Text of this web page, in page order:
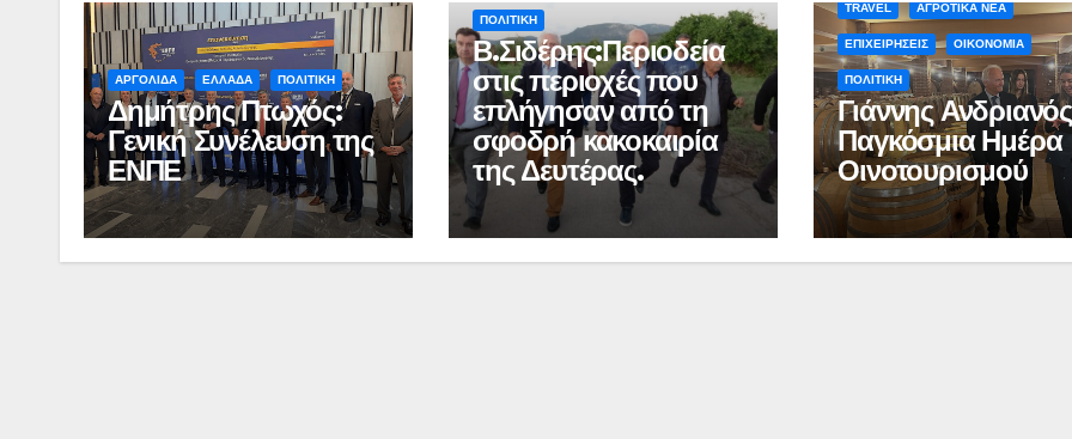
ΑΡΓΟΛΙΔΑ ΕΛΛΑΔΑ ΠΟΛΙΤΙΚΗ
Δημήτρης Πτωχός:
Γενική Συνέλευση της
ΕΝΠΕ
ΠΟΛΙΤΙΚΗ
Β.Σιδέρης:Περιοδεία
στις περιοχές που
επλήγησαν από τη
σφοδρή κακοκαιρία
της Δευτέρας.
TRAVEL ΑΓΡΟΤΙΚΑ ΝΕΑ
ΕΠΙΧΕΙΡΗΣΕΙΣ ΟΙΚΟΝΟΜΙΑ
ΠΟΛΙΤΙΚΗ
Γιάννης
Παγκόσμια Ημέρα
Οινοτουρισμού